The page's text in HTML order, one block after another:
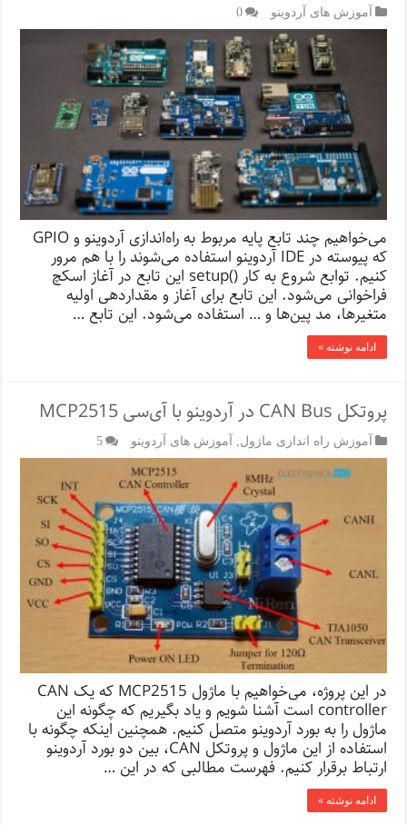
آموزش های آردوینو 0
می‌خواهیم چند تابع پایه مربوط به راه‌اندازی آردوینو و GPIO
که پیوسته در IDE آردوینو استفاده می‌شوند را با هم مرور
کنیم. توابع شروع به کار ()setup این تابع در آغاز اسکچ
فراخوانی می‌شود. این تابع برای آغاز و مقداردهی اولیه
متغیرها، مد پین‌ها و … استفاده می‌شود. این تابع …
ادامه نوشته »
پروتکل CAN Bus در آردوینو با آی‌سی MCP2515
آموزش راه اندازی ماژول ,آموزش های آردوینو 5
در این پروژه، می‌خواهیم با ماژول MCP2515 که یک CAN
controller است آشنا شویم و یاد بگیریم که چگونه این
ماژول را به بورد آردوینو متصل کنیم. همچنین اینکه چگونه با
استفاده از این ماژول و پروتکل CAN، بین دو بورد آردوینو
ارتباط برقرار کنیم. فهرست مطالبی که در این …
ادامه نوشته »